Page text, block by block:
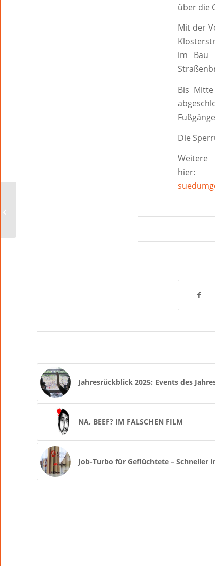
über die
Mit der
im Bau
Bis
Die
Jahresrückblick 2025: Events des
NA, BEEF? IM FALSCHEN FILM
Job-Turbo für Geflüchtete – Schneller